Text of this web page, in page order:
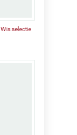
Wis selectie